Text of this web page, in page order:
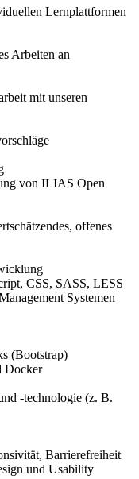
Lernplattformen
Arbeiten an
mit unseren
von ILIAS Open
offenes
CSS, SASS, LESS
Systemen
(Bootstrap)
Docker
-technologie (z. B.
Barrierefreiheit
und Usability